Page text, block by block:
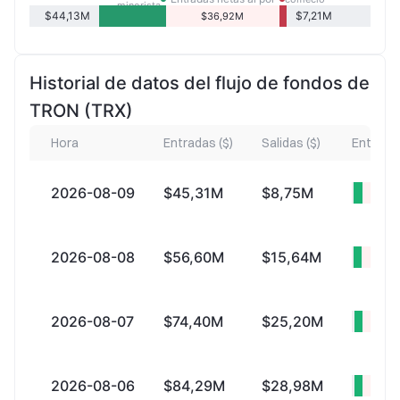
minorista
$44,13M
menor
$36,92M
minorista
$7,21M
Historial de datos del flujo de fondos de
TRON (TRX)
Hora Entradas ($) Salidas ($) Entrada
2026-08-09 $45,31M $8,75M
2026-08-08 $56,60M $15,64M
2026-08-07 $74,40M $25,20M
2026-08-06 $84,29M $28,98M